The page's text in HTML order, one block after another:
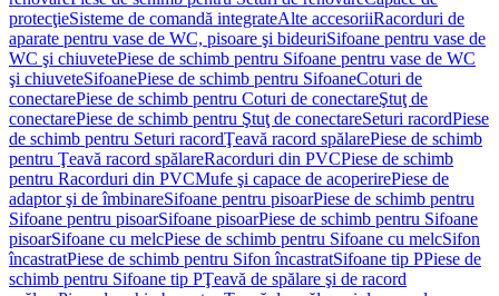
protecţieSisteme de comandă integrateAlte accesoriiRacorduri de
aparate pentru vase de WC, pisoare şi bideuriSifoane pentru vase de
WC şi chiuvetePiese de schimb pentru Sifoane pentru vase de WC
şi chiuveteSifoanePiese de schimb pentru SifoaneCoturi de
conectarePiese de schimb pentru Coturi de conectareŞtuţ de
conectarePiese de schimb pentru Ştuţ de conectareSeturi racordPiese
de schimb pentru Seturi racordŢeavă racord spălarePiese de schimb
pentru Ţeavă racord spălareRacorduri din PVCPiese de schimb
pentru Racorduri din PVCMufe şi capace de acoperirePiese de
adaptor şi de îmbinareSifoane pentru pisoarPiese de schimb pentru
Sifoane pentru pisoarSifoane pisoarPiese de schimb pentru Sifoane
pisoarSifoane cu melcPiese de schimb pentru Sifoane cu melcSifon
încastratPiese de schimb pentru Sifon încastratSifoane tip PPiese de
schimb pentru Sifoane tip PŢeavă de spălare şi de racord